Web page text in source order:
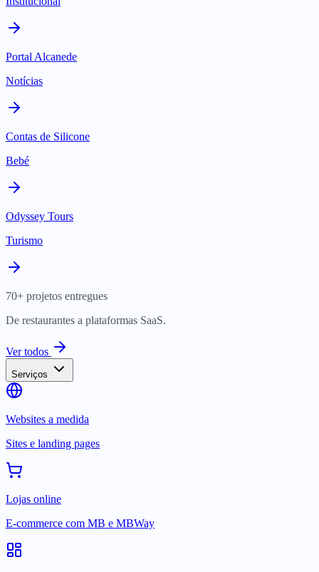
Portal Alcanede
Notícias
Contas de Silicone
Bebé
Odyssey Tours
Turismo
70+ projetos entregues
De restaurantes a plataformas SaaS.
Ver todos
Serviços
Websites a medida
Sites e landing pages
Lojas online
E-commerce com MB e MBWay